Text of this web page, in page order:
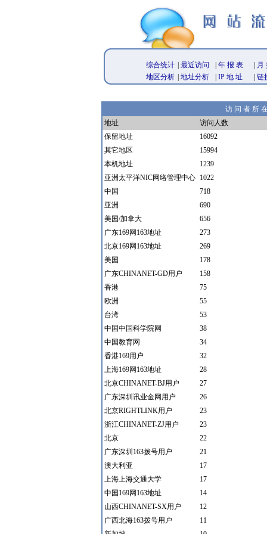
综合统计 最近访问 年 报 表
月
地区分析
地址分析 IP 地 址 链
访 问 者 所
地址
访问人数
保留地址
16092
其它地区
15994
本机地址
1239
亚洲太平洋NIC网络管理中心 1022
中国
718
亚洲
690
美国/加拿大
656
广东169网163地址
273
北京169网163地址
269
美国
178
广东CHINANET-GD用户
158
香港
75
欧洲
55
台湾
53
中国中国科学院网
38
中国教育网
34
香港169用户
32
上海169网163地址
28
北京CHINANET-BJ用户
27
广东深圳讯业金网用户
26
北京RIGHTLINK用户
23
浙江CHINANET-ZJ用户
23
北京
22
广东深圳163拨号用户
21
澳大利亚
17
上海上海交通大学
17
中国169网163地址
14
山西CHINANET-SX用户
12
广西北海163拨号用户
11